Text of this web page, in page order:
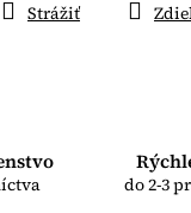
do 2-3
Strážiť